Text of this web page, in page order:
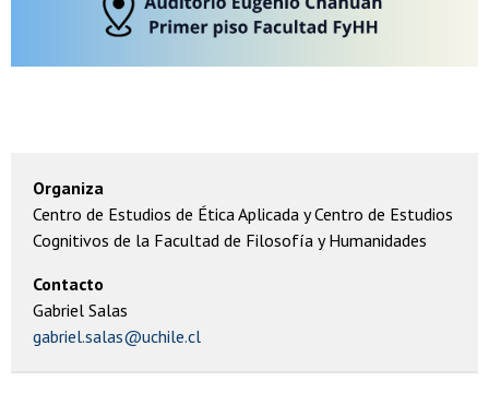
Organiza
Centro de Estudios de Ética Aplicada y Centro de Estudios
Cognitivos de la Facultad de Filosofía y Humanidades
Contacto
Gabriel Salas
gabriel.salas@uchile.cl